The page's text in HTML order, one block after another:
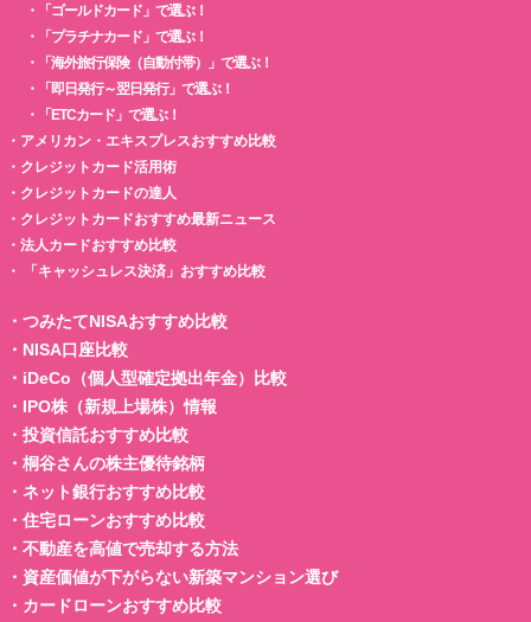
・
「ゴールドカード」で選ぶ！
・
「プラチナカード」で選ぶ！
・
「海外旅行保険（自動付帯）」で選ぶ！
・
「即日発行～翌日発行」で選ぶ！
・
「ETCカード」で選ぶ！
・ アメリカン・エキスプレスおすすめ比較
・ クレジットカード活用術
・ クレジットカードの達人
・ クレジットカードおすすめ最新ニュース
・ 法人カードおすすめ比較
・
「キャッシュレス決済」おすすめ比較
・ つみたてNISAおすすめ比較
・ NISA口座比較
・ iDeCo（個人型確定拠出年金）比較
・ IPO株（新規上場株）情報
・ 投資信託おすすめ比較
・ 桐谷さんの株主優待銘柄
・ ネット銀行おすすめ比較
・ 住宅ローンおすすめ比較
・ 不動産を高値で売却する方法
・ 資産価値が下がらない新築マンション選び
・ カードローンおすすめ比較